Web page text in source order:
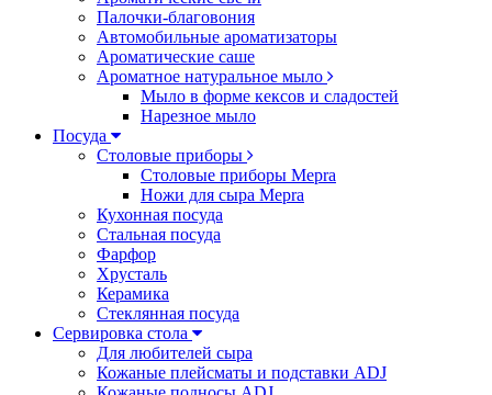
Палочки-благовония
Автомобильные ароматизаторы
Ароматические саше
Ароматное натуральное мыло
Мыло в форме кексов и сладостей
Нарезное мыло
Посуда
Столовые приборы
Столовые приборы Mepra
Ножи для сыра Mepra
Кухонная посуда
Стальная посуда
Фарфор
Хрусталь
Керамика
Стеклянная посуда
Сервировка стола
Для любителей сыра
Кожаные плейсматы и подставки ADJ